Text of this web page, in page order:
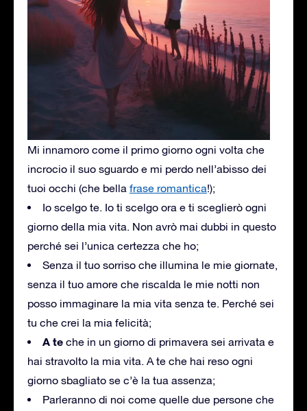
Mi innamoro come il primo giorno ogni volta che
incrocio il suo sguardo e mi perdo nell’abisso dei
tuoi occhi (che bella frase romantica!);
Io scelgo te. Io ti scelgo ora e ti sceglierò ogni
giorno della mia vita. Non avrò mai dubbi in questo
perché sei l’unica certezza che ho;
Senza il tuo sorriso che illumina le mie giornate,
senza il tuo amore che riscalda le mie notti non
posso immaginare la mia vita senza te. Perché sei
tu che crei la mia felicità;
A te che in un giorno di primavera sei arrivata e
hai stravolto la mia vita. A te che hai reso ogni
giorno sbagliato se c’è la tua assenza;
Parleranno di noi come quelle due persone che